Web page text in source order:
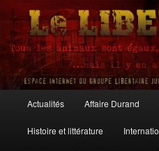
Aller
contenu
principal
Aller
contenu
secondaire
Le Libertaire
principal
Actualités Affaire Durand
Histoire et littérature